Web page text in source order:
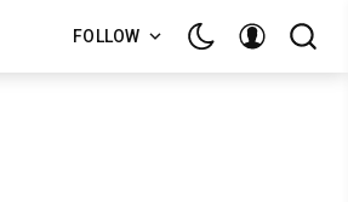
FOLLOW